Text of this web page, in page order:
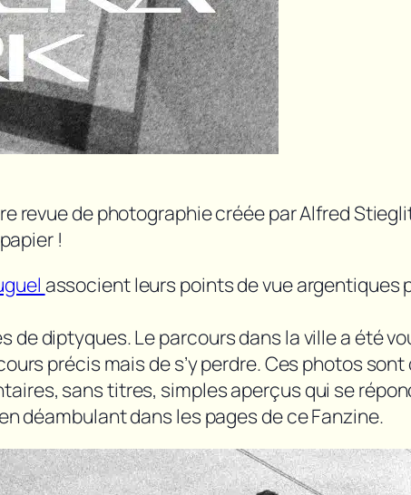
revue de photographie créée par Alfred
!
associent leurs points de vue argentiques
diptyques. Le parcours dans la ville a été
précis mais de s’y perdre. Ces photos
sans titres, simples aperçus qui se
déambulant dans les pages de ce Fanzine.